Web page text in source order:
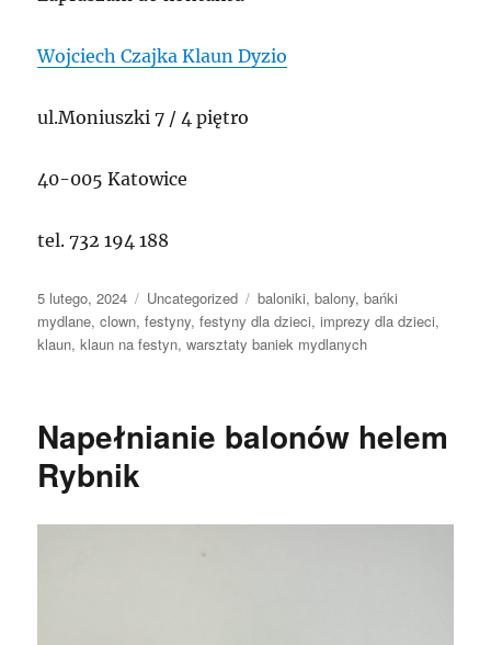
Wojciech Czajka Klaun Dyzio
ul.Moniuszki 7 / 4 piętro
40-005 Katowice
tel. 732 194 188
Data
publikacji
5 lutego, 2024 Kategorie
Uncategorized Tagi
baloniki,balony,bańki
mydlane,clown,festyny,festyny dla dzieci,imprezy dla dzieci,
klaun,klaun na festyn,warsztaty baniek mydlanych
Napełnianie balonów helem
Rybnik